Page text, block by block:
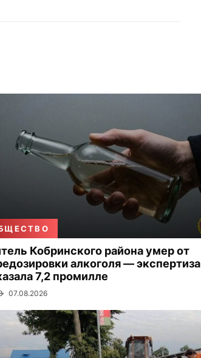
Кобринского района умер от
алкоголя — экспертиза
7,2 промилле
07.08.2026